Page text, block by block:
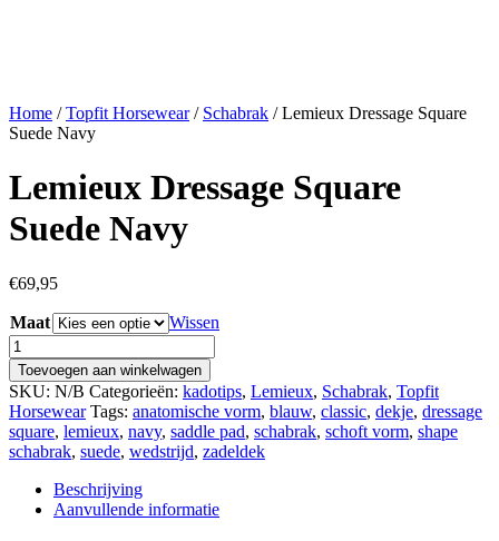
Home /Topfit Horsewear/ Schabrak / Lemieux Dressage Square
Suede Navy
Lemieux Dressage Square
Suede Navy
€69,95
Maat
Wissen
Lemieux
Dressage
Square
Suede
Navy
aantal
Toevoegen aan winkelwagen
SKU: N/B Categorieën: kadotips, Lemieux, Schabrak, Topfit
Horsewear Tags: anatomische vorm, blauw, classic, dekje, dressage
square, lemieux, navy, saddle pad, schabrak, schoft vorm, shape
schabrak, suede, wedstrijd, zadeldek
Beschrijving
Aanvullende informatie